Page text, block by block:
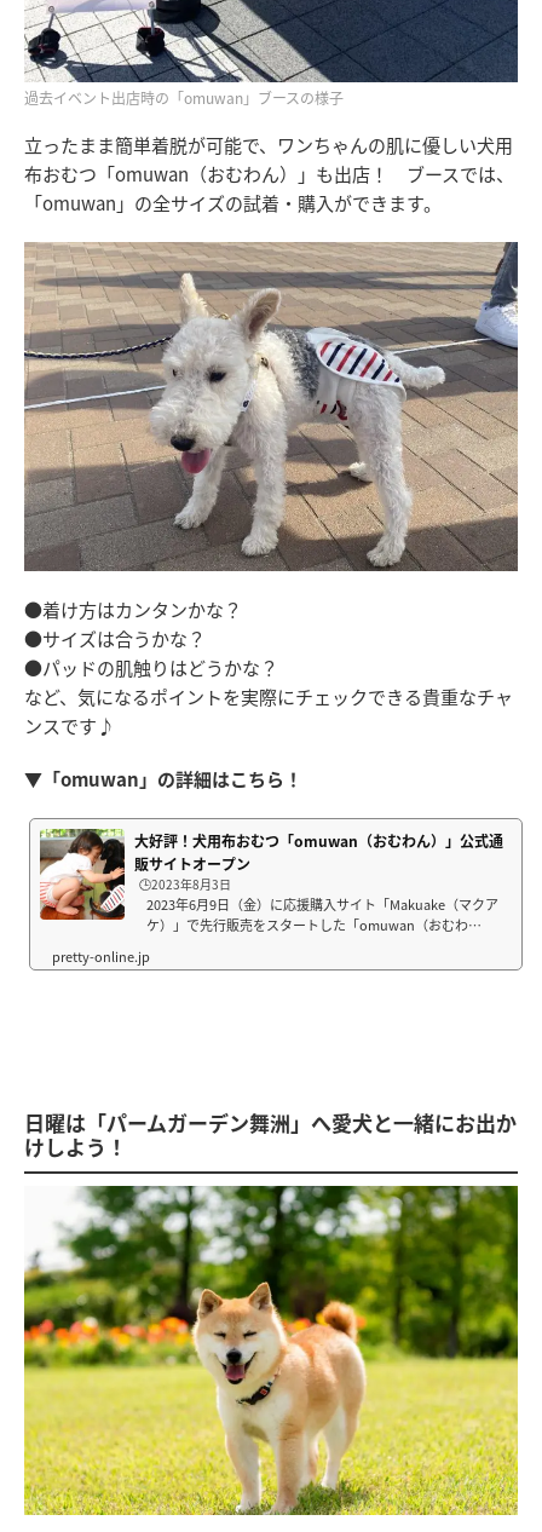
過去イベント出店時の「omuwan」ブースの様子
立ったまま簡単着脱が可能で、ワンちゃんの肌に優しい犬用
布おむつ「omuwan（おむわん）」も出店！ ブースでは、
「omuwan」の全サイズの試着・購入ができます。
●着け方はカンタンかな？
●サイズは合うかな？
●パッドの肌触りはどうかな？
など、気になるポイントを実際にチェックできる貴重なチャ
ンスです♪
▼「omuwan」の詳細はこちら！
大好評！犬用布おむつ「omuwan（おむわん）」公式通
販サイトオープン
🕒️2023年8月3日
2023年6月9日（金）に応援購入サイト「Makuake（マクア
ケ）」で先行販売をスタートした「omuwan（おむわ
た、純日本製の犬用布おむつです。本記事では、
日曜は「パームガーデン舞洲」へ愛犬と一緒にお出か
けしよう！